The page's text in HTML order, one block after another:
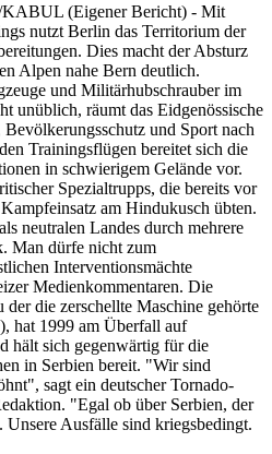
KABUL (Eigener Bericht) - Mit
nutzt Berlin das Territorium der
Dies macht der Absturz
Alpen nahe Bern deutlich.
und Militärhubschrauber im
unüblich, räumt das Eidgenössische
und Sport nach
Trainingsflügen bereitet sich die
in schwierigem Gelände vor.
Spezialtrupps, die bereits vor
am Hindukusch übten.
neutralen Landes durch mehrere
Man dürfe nicht zum
Interventionsmächte
Medienkommentaren. Die
die zerschellte Maschine gehörte
hat 1999 am Überfall auf
hält sich gegenwärtig für die
in Serbien bereit. "Wir sind
sagt ein deutscher Tornado-
"Egal ob über Serbien, der
Ausfälle sind kriegsbedingt.